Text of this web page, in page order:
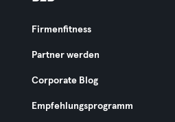
Firmenfitness
Partner werden
Corporate Blog
Empfehlungsprogramm